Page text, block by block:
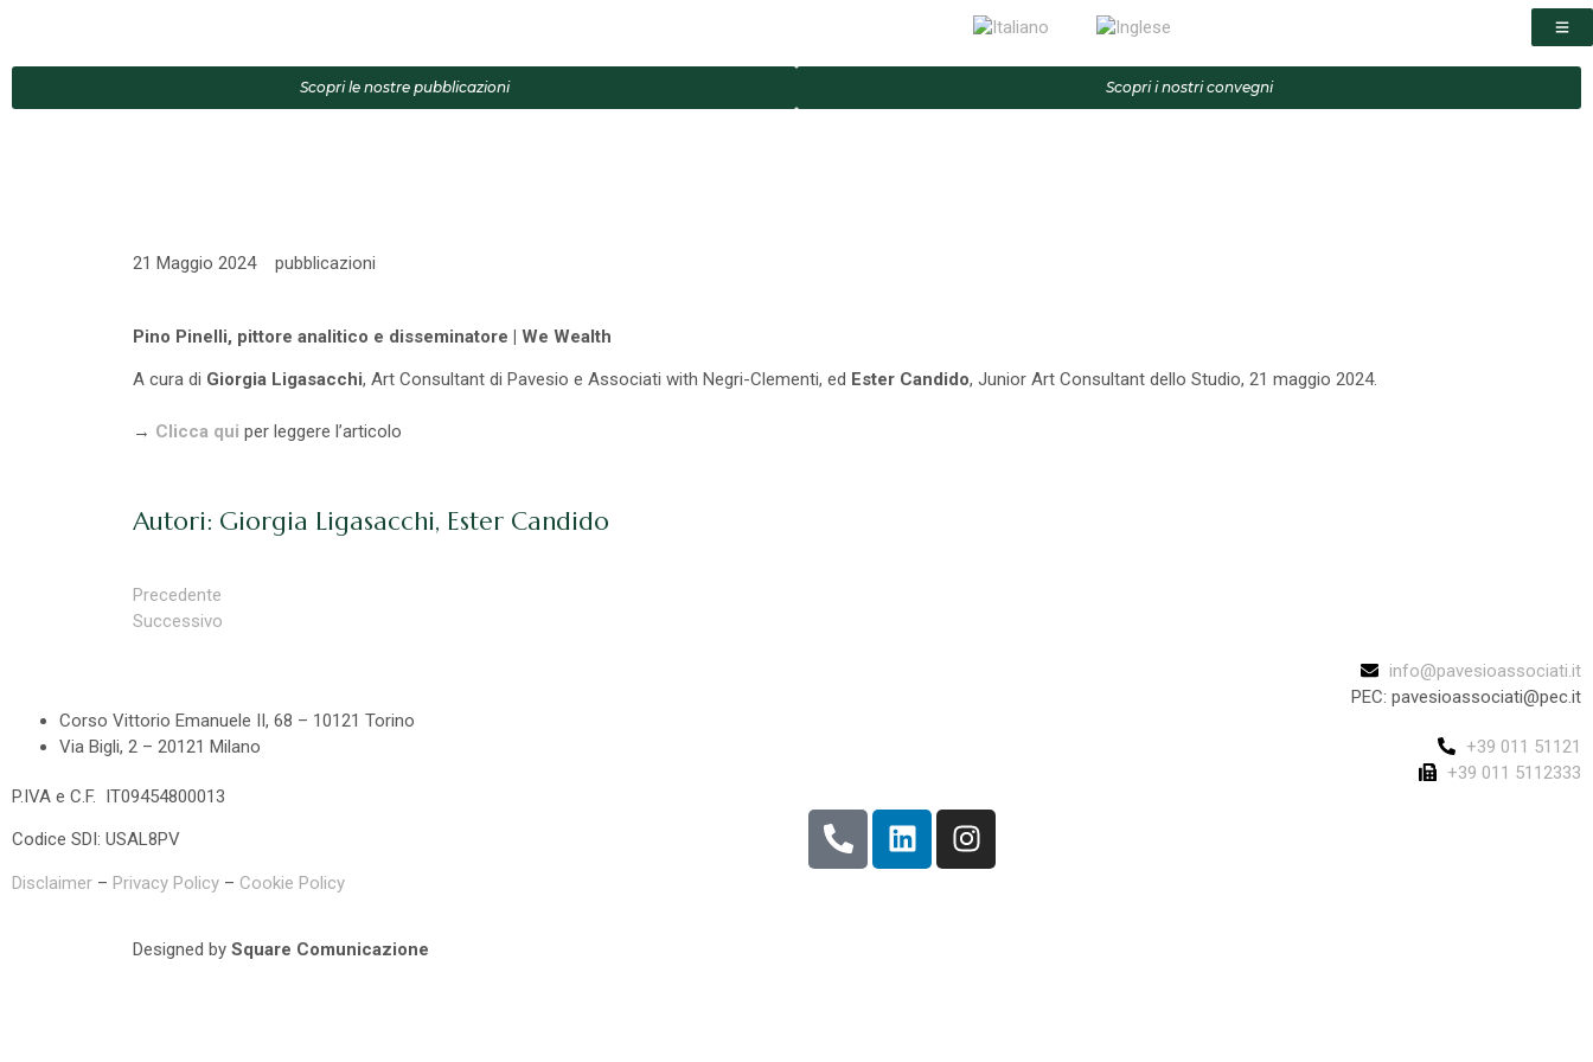
Scopri le nostre pubblicazioni Scopri i nostri convegni
21 Maggio 2024 pubblicazioni
Pino Pinelli, pittore analitico e disseminatore | We Wealth
A cura di Giorgia Ligasacchi, Art Consultant di Pavesio e Associati with Negri-Clementi, ed Ester Candido, Junior Art Consultant dello Studio, 21 maggio 2024.
→ Clicca qui per leggere l’articolo
Autori: Giorgia Ligasacchi, Ester Candido
Precedente
Successivo
Corso Vittorio Emanuele II, 68 – 10121 Torino
Via Bigli, 2 – 20121 Milano
P.IVA e C.F. IT09454800013
Codice SDI: USAL8PV
Disclaimer – Privacy Policy – Cookie Policy
info@pavesioassociati.it
PEC: pavesioassociati@pec.it
+39 011 51121
+39 011 5112333
Designed by Square Comunicazione